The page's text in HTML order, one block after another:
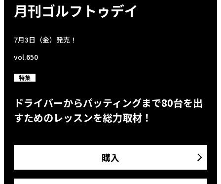
月刊ゴルフトゥデイ
7月3日（金）発売！
vol.650
特集
ドライバーからパッティングまで80台を出
すためのレッスンを総力取材！
購入